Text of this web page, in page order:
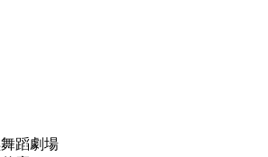
蹈劇場